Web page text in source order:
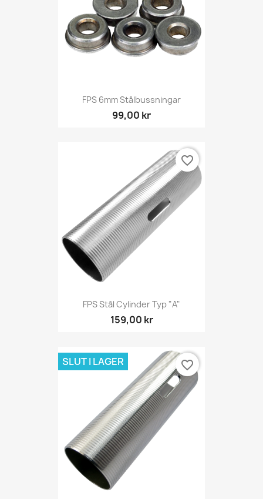
FPS 6mm Stålbussningar
99,00 kr
FPS Stål Cylinder Typ "A"
159,00 kr
favorite_border
SLUT I LAGER favorite_border